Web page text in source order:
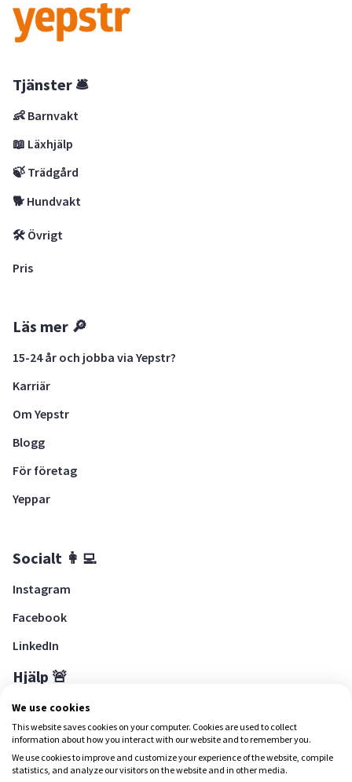
Tjänster 🛎
👶 Barnvakt
📖 Läxhjälp
🍃 Trädgård
🐕 Hundvakt
🛠 Övrigt
Pris
Läs mer 🔎
15-24 år och jobba via Yepstr?
Karriär
Om Yepstr
Blogg
För företag
Yeppar
Socialt 👩‍💻
Instagram
Facebook
LinkedIn
Hjälp 🚨
Hjälpcenter
Ladda ned Yepstr
We use cookies
This website saves cookies on your computer. Cookies are used to collect
information about how you interact with our website and to remember you.
We use cookies to improve and customize your experience of the website, compile
statistics, and analyze our visitors on the website and in other media.